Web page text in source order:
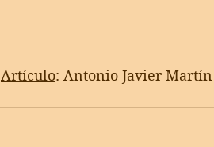
Artículo: Antonio Javier Martín